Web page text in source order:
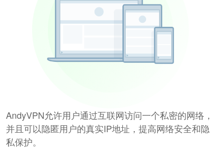
AndyVPN允许用户通过互联网访问一个私密的网络，
并且可以隐匿用户的真实IP地址，提高网络安全和隐
私保护。